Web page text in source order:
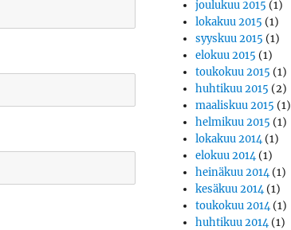
joulukuu 2015 (1)
lokakuu 2015 (1)
syyskuu 2015 (1)
elokuu 2015 (1)
toukokuu 2015 (1)
huhtikuu 2015 (2)
maaliskuu 2015 (1)
helmikuu 2015 (1)
lokakuu 2014(1)
elokuu 2014(1)
heinäkuu 2014(1)
kesäkuu 2014(1)
toukokuu 2014(1)
huhtikuu 2014(1)